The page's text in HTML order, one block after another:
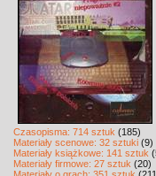
Czasopisma: 714 sztuk (185)
Materiały scenowe: 32 sztuki (9)
Materiały książkowe: 141 sztuk
Materiały firmowe: 27 sztuk (20)